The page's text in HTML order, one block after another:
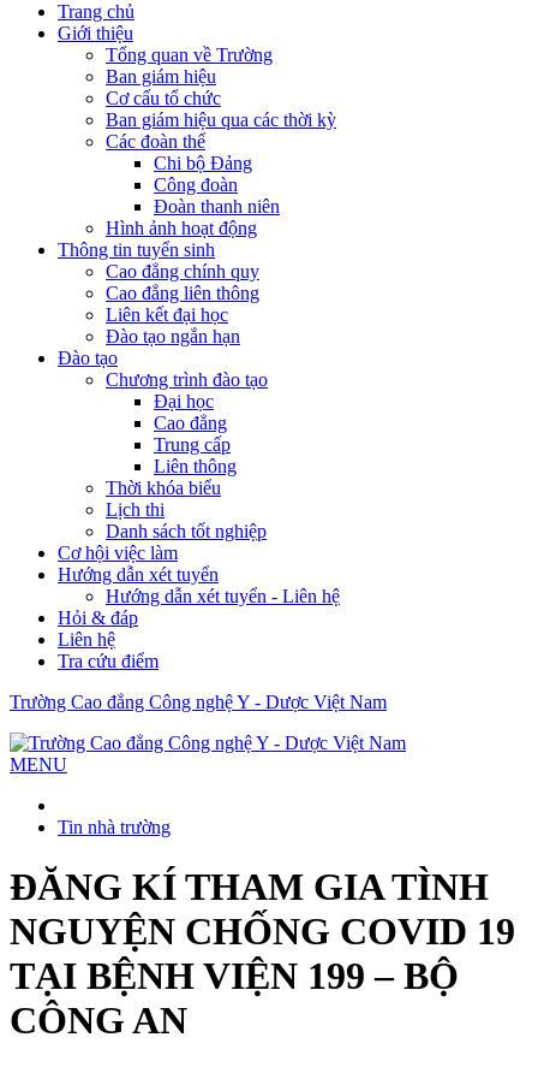
Trang chủ
Giới thiệu
Tổng quan về Trường
Ban giám hiệu
Cơ cấu tổ chức
Ban giám hiệu qua các thời kỳ
Các đoàn thể
Chi bộ Đảng
Công đoàn
Đoàn thanh niên
Hình ảnh hoạt động
Thông tin tuyển sinh
Cao đẳng chính quy
Cao đẳng liên thông
Liên kết đại học
Đào tạo ngắn hạn
Đào tạo
Chương trình đào tạo
Đại học
Cao đẳng
Trung cấp
Liên thông
Thời khóa biểu
Lịch thi
Danh sách tốt nghiệp
Cơ hội việc làm
Hướng dẫn xét tuyển
Hướng dẫn xét tuyển - Liên hệ
Hỏi & đáp
Liên hệ
Tra cứu điểm
Trường Cao đẳng Công nghệ Y - Dược Việt Nam
MENU
Tin nhà trường
ĐĂNG KÍ THAM GIA TÌNH
NGUYỆN CHỐNG COVID 19
TẠI BỆNH VIỆN 199 – BỘ
CÔNG AN